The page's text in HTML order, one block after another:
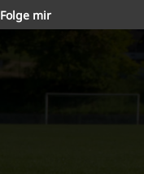
Folge mir